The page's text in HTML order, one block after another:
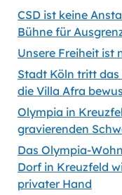
CSD ist keine
Bühne für
Unsere Freiheit ist
Stadt Köln tritt
die Villa Afra
Olympia in
gravierenden
Das Olympia-
Dorf in Kreuzfeld
privater Hand